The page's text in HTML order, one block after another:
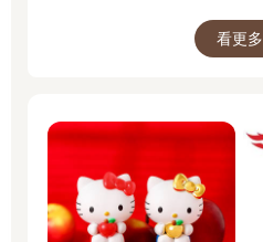
穿山甲好緊張，趕快去找貓頭鷹幫
「放鬆心情，就會大出來了。」
看更多